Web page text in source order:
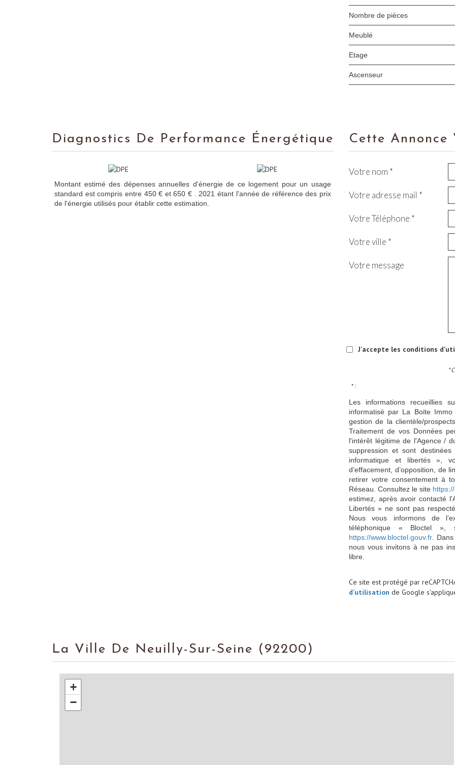
Nombre de pièces
Meublé
Etage
Ascenseur
Diagnostics De Performance Énergétique
Montant estimé des dépenses annuelles d'énergie de ce logement pour un usage
standard est compris entre 450 € et 650 € . 2021 étant l'année de référence des prix
de l'énergie utilisés pour établir cette estimation.
Cette
Votre nom *
Votre adresse mail *
Votre Téléphone *
Votre ville *
Votre message
J'accepte les conditions
*
* :
Les informations recueillies
informatisé par La Boite
gestion de la clientèle/
Traitement de vos Données
l'intérêt légitime de l'Agence /
suppression et sont
informatique et libertés »,
d’effacement, d’opposition, de
retirer votre consentement à
Réseau. Consultez le site
estimez, après avoir contacté
Libertés » ne sont pas
Nous vous informons de
téléphonique « Bloctel
https://www.bloctel.gouv.fr.
nous vous invitons à ne pas
libre.
Ce site est protégé par
d'utilisation de Google
La Ville De Neuilly-Sur-Seine (92200)
+
−